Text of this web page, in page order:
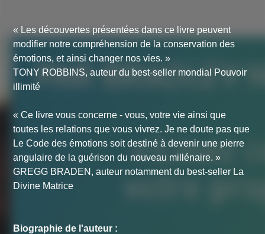
« Les découvertes présentées dans ce livre peuvent
modifier notre compréhension de la conservation des
émotions, et ainsi changer nos vies. »
TONY ROBBINS, auteur du best-seller mondial Pouvoir
illimité
« Ce livre vous concerne - vous, votre vie ainsi que
toutes les relations que vous vivrez. Je ne doute pas que
Le Code des émotions soit destiné à devenir une pierre
angulaire de la guérison du nouveau millénaire. »
GREGG BRADEN, auteur notamment du best-seller La
Divine Matrice
Biographie de l'auteur :